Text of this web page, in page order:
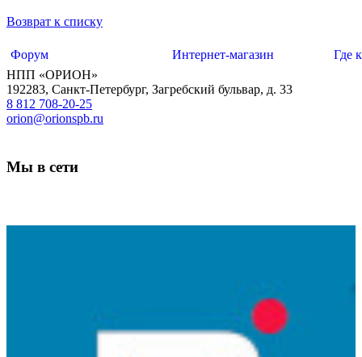
Возврат к списку
Форум Интернет-магазин
Где
НПП «ОРИОН»
192283, Санкт-Петербург, Загребский бульвар, д. 33
8 812 708-20-25
orion@orionspb.ru
Мы в сети